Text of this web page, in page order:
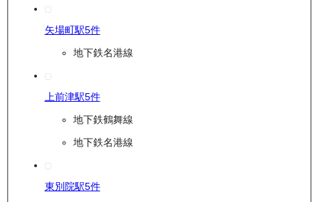
矢場町駅5件
地下鉄名港線
上前津駅5件
地下鉄鶴舞線
地下鉄名港線
東別院駅5件